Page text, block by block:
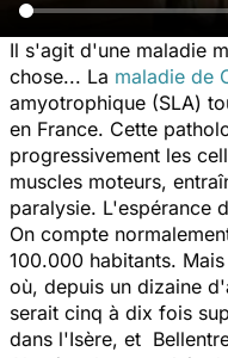
Il s'agit d'une maladie
chose... La maladie de
amyotrophique (SLA)
en France. Cette
progressivement les
muscles moteurs,
paralysie. L'espérance
On compte
100.000 habitants.
où, depuis un dizaine
serait cinq à dix fois
dans l'Isère, et